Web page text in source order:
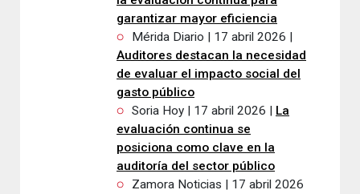
garantizar mayor eficiencia
Mérida Diario | 17 abril 2026 |
Auditores destacan la necesidad
de evaluar el impacto social del
gasto público
Soria Hoy | 17 abril 2026 | La
evaluación continua se
posiciona como clave en la
auditoría del sector público
Zamora Noticias | 17 abril 2026